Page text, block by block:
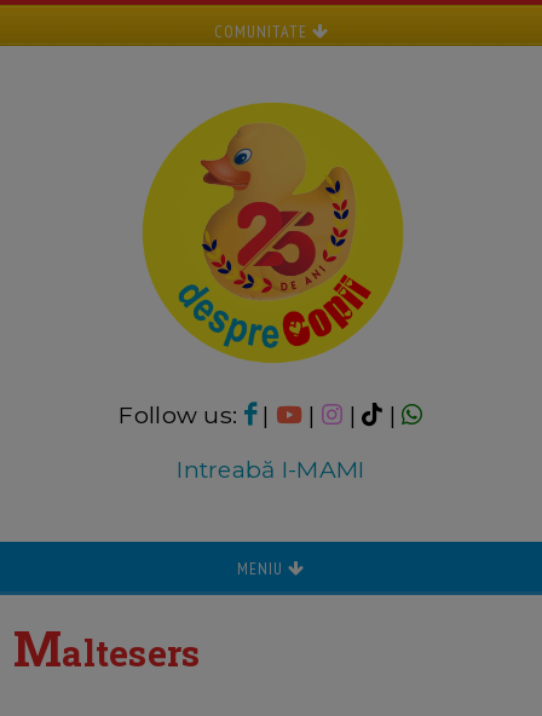
COMUNITATE
Follow us: | | |
|
Intreabă I-MAMI
MENIU
Maltesers